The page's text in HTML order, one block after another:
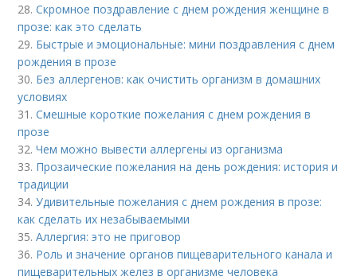
28.Скромное поздравление с днем рождения женщине в
прозе: как это сделать
29. Быстрые и эмоциональные: мини поздравления с днем
рождения в прозе
30. Без аллергенов: как очистить организм в домашних
условиях
31.Смешные короткие пожелания с днем рождения в
прозе
32.Чем можно вывести аллергены из организма
33. Прозаические пожелания на день рождения: история и
традиции
34.Удивительные пожелания с днем рождения в прозе:
как сделать их незабываемыми
35.Аллергия: это не приговор
36. Роль и значение органов пищеварительного канала и
пищеварительных желез в организме человека